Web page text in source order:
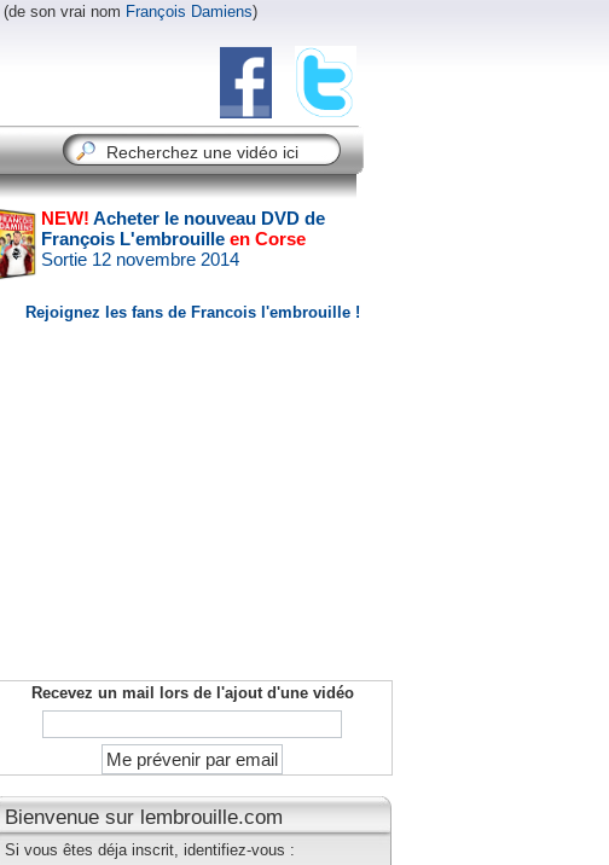
(de son vrai nom François Damiens)
NEW! Acheter le nouveau DVD de
François L'embrouille en Corse
Sortie 12 novembre 2014
Rejoignez les fans de Francois l'embrouille !
Recevez un mail lors de l'ajout d'une vidéo
Bienvenue sur lembrouille.com
Si vous êtes déja inscrit, identifiez-vous :